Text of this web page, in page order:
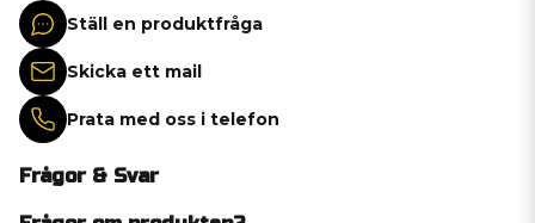
Ställ en produktfråga
Skicka ett mail
Prata med oss i telefon
Frågor & Svar